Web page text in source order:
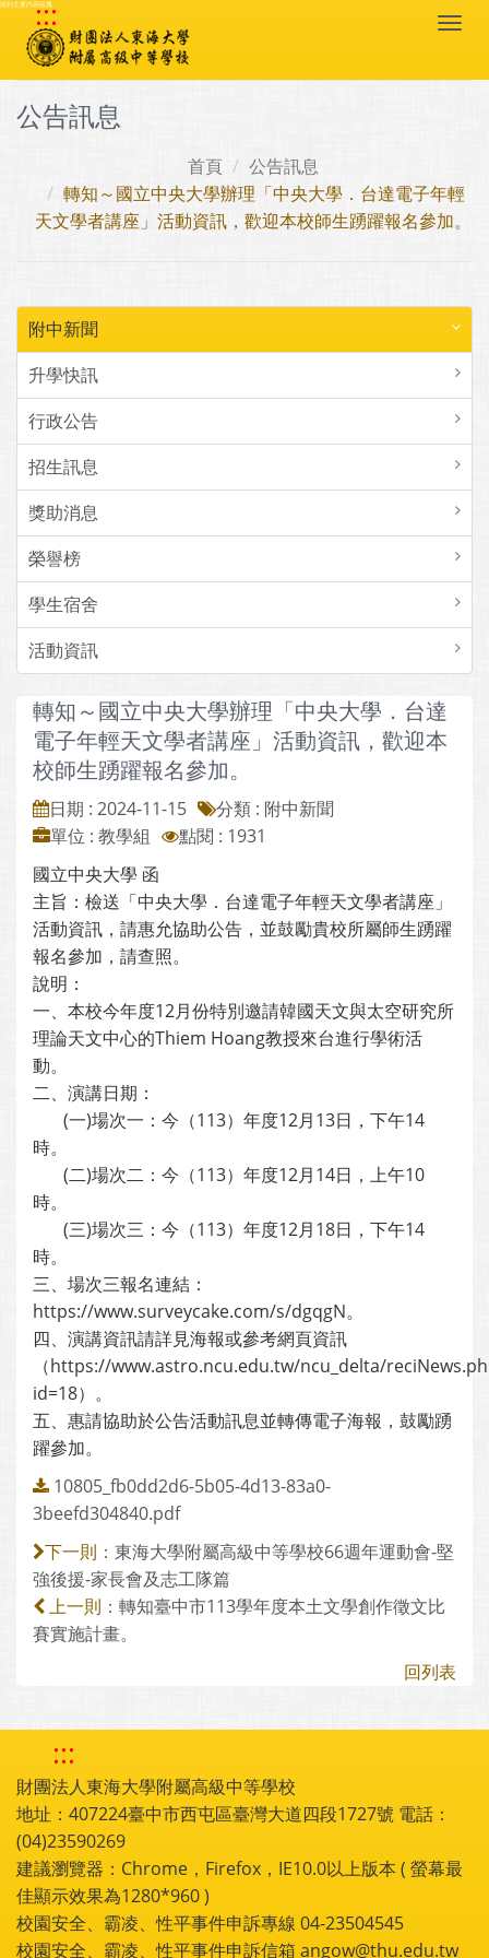
跳到主要內容區塊
:::
公告訊息
首頁
公告訊息
轉知～國立中央大學辦理「中央大學．台達電子年輕
天文學者講座」活動資訊，歡迎本校師生踴躍報名參加。
附中新聞
升學快訊
行政公告
招生訊息
獎助消息
榮譽榜
學生宿舍
活動資訊
轉知～國立中央大學辦理「中央大學．台達
電子年輕天文學者講座」活動資訊，歡迎本
校師生踴躍報名參加。
日期 : 2024-11-15
分類 : 附中新聞
單位 : 教學組
點閱 : 1931
國立中央大學 函
主旨：檢送「中央大學．台達電子年輕天文學者講座」
活動資訊，請惠允協助公告，並鼓勵貴校所屬師生踴躍
報名參加，請查照。
說明：
一、本校今年度12月份特別邀請韓國天文與太空研究所
理論天文中心的Thiem Hoang教授來台進行學術活
動。
二、演講日期：
(一)場次一：今（113）年度12月13日，下午14
時。
(二)場次二：今（113）年度12月14日，上午10
時。
(三)場次三：今（113）年度12月18日，下午14
時。
三、場次三報名連結：
https://www.surveycake.com/s/dgqgN。
四、演講資訊請詳見海報或參考網頁資訊
（https://www.astro.ncu.edu.tw/ncu_delta/
id=18）。
五、惠請協助於公告活動訊息並轉傳電子海報，鼓勵踴
躍參加。
10805_fb0dd2d6-5b05-4d13-83a0-
3beefd304840.pdf
下一則： 東海大學附屬高級中等學校66週年運動會-堅
強後援-家長會及志工隊篇
上一則： 轉知臺中市113學年度本土文學創作徵文比
賽實施計畫。
回列表
:::
財團法人東海大學附屬高級中等學校
地址：407224臺中市西屯區臺灣大道四段1727號 電話：
(04)23590269
建議瀏覽器：Chrome，Firefox，IE10.0以上版本 ( 螢幕最
佳顯示效果為1280*960 )
校園安全、霸凌、性平事件申訴專線 04-23504545
校園安全、霸凌、性平事件申訴信箱 angow@thu.edu.tw